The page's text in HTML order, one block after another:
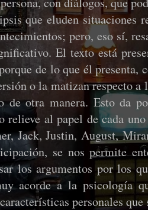
que eluden situaciones
pero, eso sí,
El texto está
de lo que él presenta,
o la matizan respecto
de otra manera. Esto da
relieve al papel de cada
Jack, Justin, August,
se nos permite
los argumentos por los
acorde a la psicología
personales